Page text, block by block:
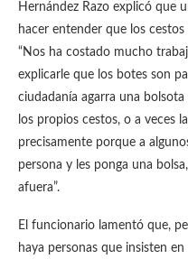
Hernández Razo explicó que
hacer entender que los
“Nos ha costado mucho
explicarle que los botes son
ciudadanía agarra una
los propios cestos, o a veces
precisamente porque a
persona y les ponga una
afuera”.
El funcionario lamentó que,
haya personas que insisten